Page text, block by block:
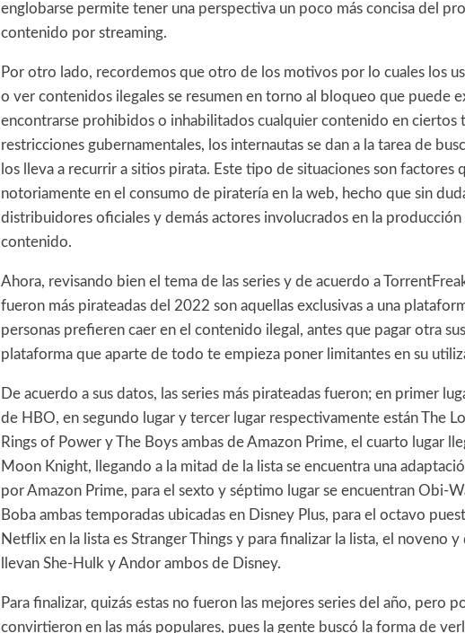
englobarse permite tener una perspectiva un poco más concisa del
contenido por streaming.
Por otro lado, recordemos que otro de los motivos por lo cuales los
o ver contenidos ilegales se resumen en torno al bloqueo que puede
encontrarse prohibidos o inhabilitados cualquier contenido en
restricciones gubernamentales, los internautas se dan a la tarea de
los lleva a recurrir a sitios pirata. Este tipo de situaciones son factores
notoriamente en el consumo de piratería en la web, hecho que sin
distribuidores oficiales y demás actores involucrados en la
contenido.
Ahora, revisando bien el tema de las series y de acuerdo a
fueron más pirateadas del 2022 son aquellas exclusivas a una
personas prefieren caer en el contenido ilegal, antes que pagar otra
plataforma que aparte de todo te empieza poner limitantes en su
De acuerdo a sus datos, las series más pirateadas fueron; en primer
de HBO, en segundo lugar y tercer lugar respectivamente están The
Rings of Power y The Boys ambas de Amazon Prime, el cuarto lugar
Moon Knight, llegando a la mitad de la lista se encuentra una
por Amazon Prime, para el sexto y séptimo lugar se encuentran Obi-
Boba ambas temporadas ubicadas en Disney Plus, para el octavo
Netflix en la lista es Stranger Things y para finalizar la lista, el noveno
llevan She-Hulk y Andor ambos de Disney.
Para finalizar, quizás estas no fueron las mejores series del año, pero
convirtieron en las más populares, pues la gente buscó la forma de